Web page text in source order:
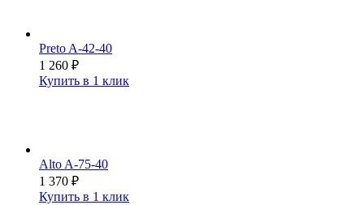
Preto A-42-40
1 260 ₽
Купить в 1 клик
Alto A-75-40
1 370 ₽
Купить в 1 клик